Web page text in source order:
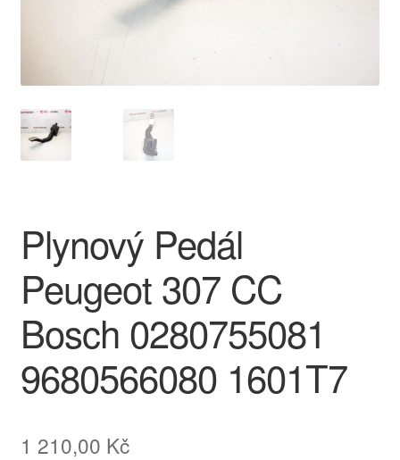
Obchodní podmínky
Platby
Reklamační řád
Vrakoviště Citroën
Plynový Pedál
Peugeot 307 CC
Bosch 0280755081
9680566080 1601T7
1 210,00 Kč